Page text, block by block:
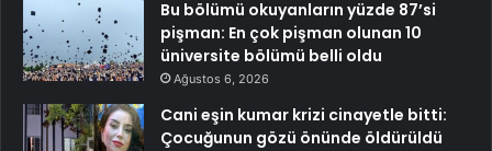
Bu bölümü okuyanların yüzde 87’si
pişman: En çok pişman olunan 10
üniversite bölümü belli oldu
Ağustos 6, 2026
Cani eşin kumar krizi cinayetle bitti:
Çocuğunun gözü önünde öldürüldü